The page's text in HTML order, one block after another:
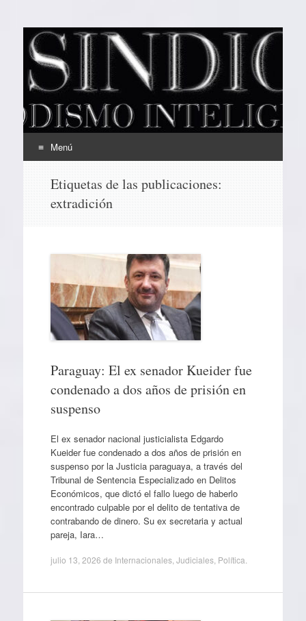
EL SINDICAL
Periodismo Inteligente
Menú
contenido
Etiquetas de las publicaciones:
extradición
Paraguay: El ex senador Kueider fue
condenado a dos años de prisión en
suspenso
El ex senador nacional justicialista Edgardo
Kueider fue condenado a dos años de prisión en
suspenso por la Justicia paraguaya, a través del
Tribunal de Sentencia Especializado en Delitos
Económicos, que dictó el fallo luego de haberlo
encontrado culpable por el delito de tentativa de
contrabando de dinero. Su ex secretaria y actual
pareja, Iara…
julio 13, 2026 de Internacionales, Judiciales, Política